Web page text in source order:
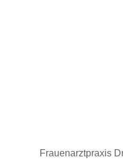
Frauenarztpraxis